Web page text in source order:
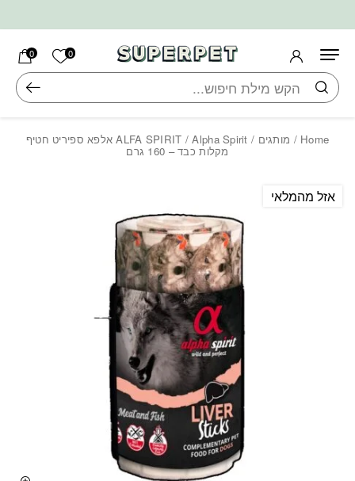
0 הרשימה
0
חיפוש
Home
/ מותגים /
ALFA SPIRIT/ Alpha Spirit אלפא ספיריט חטיף
מקלות כבד – 160 גרם
אזל מהמלאי